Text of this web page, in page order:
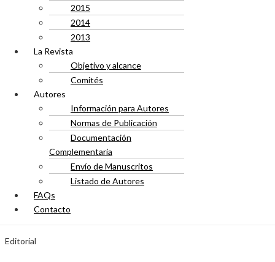
2015
2014
2013
La Revista
Objetivo y alcance
Comités
Autores
Información para Autores
Normas de Publicación
Documentación
Complementaria
Envío de Manuscritos
Listado de Autores
FAQs
Contacto
Editorial